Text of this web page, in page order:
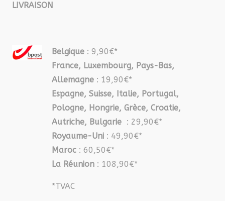
LIVRAISON
Belgique : 9,90€*
France, Luxembourg, Pays-Bas,
Allemagne : 19,90€*
Espagne, Suisse, Italie, Portugal,
Pologne, Hongrie, Grèce, Croatie,
Autriche, Bulgarie : 29,90€*
Royaume-Uni : 49,90€*
Maroc : 60,50€*
La Réunion : 108,90€*
*TVAC